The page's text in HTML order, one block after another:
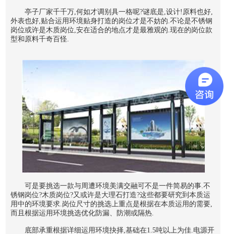
亭子厂家千千万,何如才调别具一格呢?谜底是,设计!原料也好,
外表也好,贴合运用环境贴身打造的岗位才是不妨的.不论是不锈钢
岗位或许是木质岗位,安在适合的地点才是最雅观的.现在的岗位款
型和原料千奇百怪.
可是要挑选一款与周遭环境美满交融可不是一件简易的事.不
锈钢岗位?木质岗位?又或许是大理石打造?这些都要研究到本质运
用中的环境要求.岗位尺寸的挑选上重点是根据在本质运用的需要,
而且根据运用环境挑选优化防漏、防潮或隔热.
底部承重根据详细运用环境抉择,基础在1.5吨以上为佳.电源开